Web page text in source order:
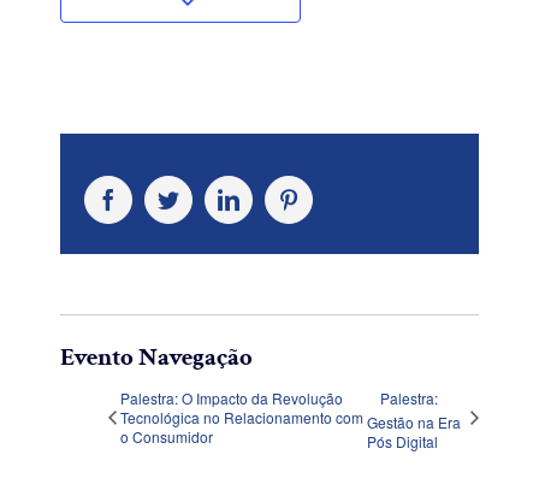
FacebookTwitterLinkedInPinterest
Evento Navegação
Palestra: O Impacto da Revolução
Tecnológica no Relacionamento com
o Consumidor
Palestra:
Gestão na Era
Pós Digital